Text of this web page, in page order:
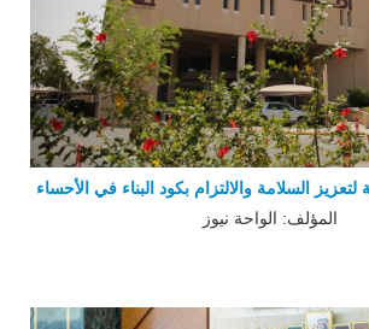
المؤلف: الواحة نيوز